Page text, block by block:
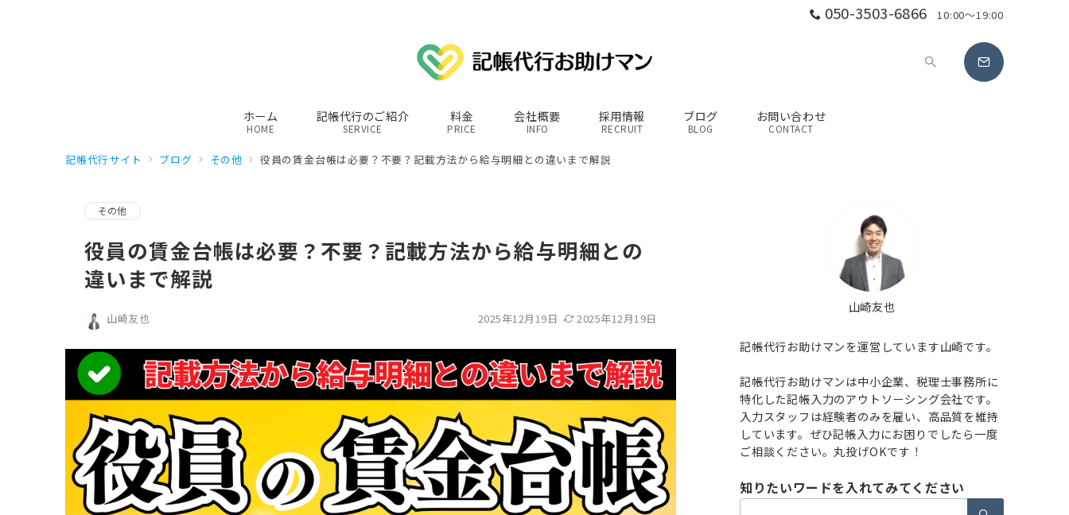
050-3503-6866 10:00～19:00
ホーム
HOME
記帳代行のご紹介
SERVICE
料金
PRICE
会社概要
INFO
採用情報
RECRUIT
ブログ
BLOG
お問い合わせ
CONTACT
記帳代行サイト ブログ その他 役員の賃金台帳は必要？不要？記載方法から給与明細との違いまで解説
その他
役員の賃金台帳は必要？不要？記載方法から給与明細との
違いまで解説
2025年12月19日 2025年12月19日
山崎友也
山崎友也
記帳代行お助けマンを運営しています山崎です。
記帳代行お助けマンは中小企業、税理士事務所に
特化した記帳入力のアウトソーシング会社です。
入力スタッフは経験者のみを雇い、高品質を維持
しています。ぜひ記帳入力にお困りでしたら一度
ご相談ください。丸投げOKです！
知りたいワードを入れてみてください